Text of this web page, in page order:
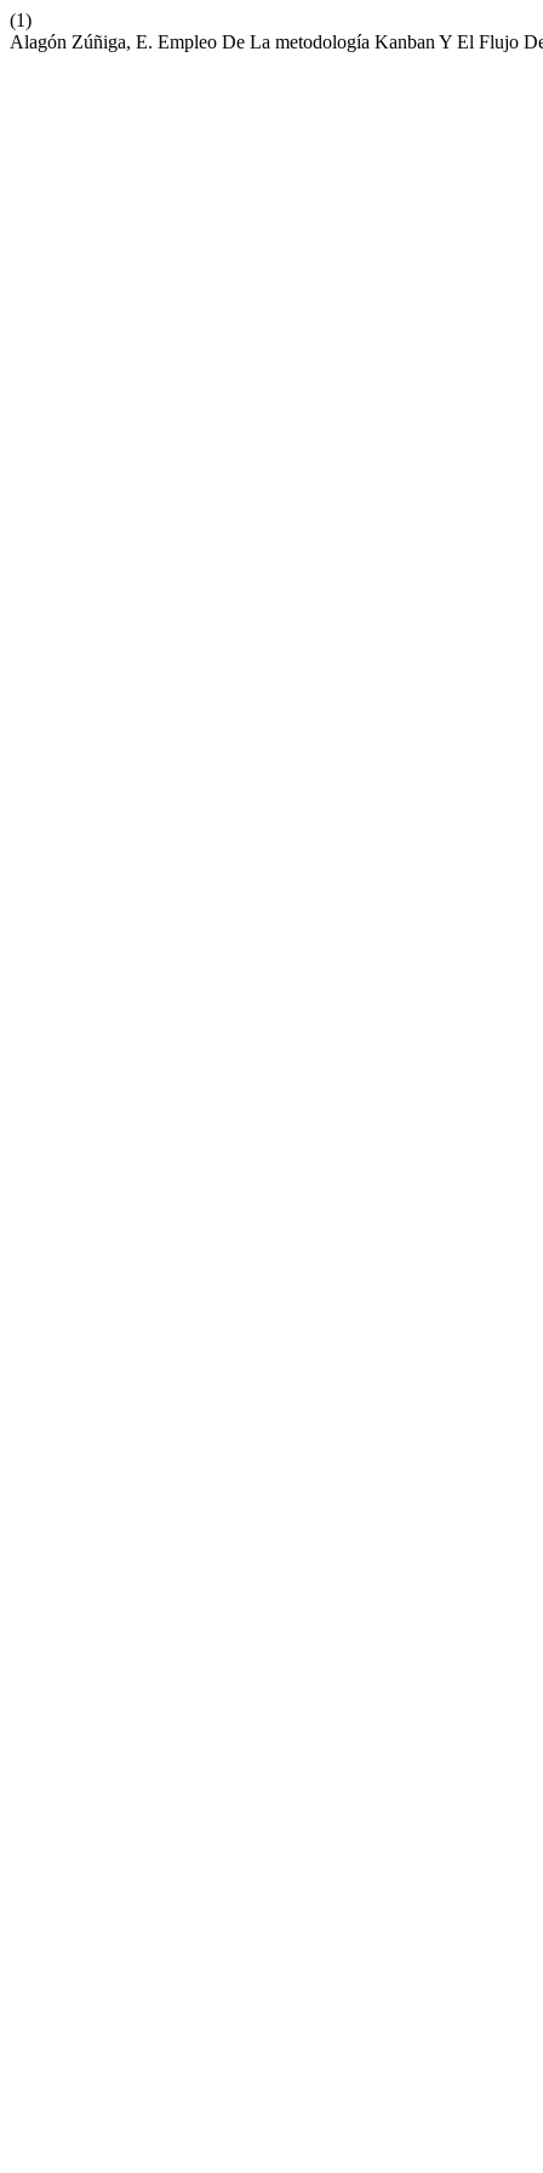
(1)
Alagón Zúñiga, E. Empleo De La metodología Kanban Y El Flujo